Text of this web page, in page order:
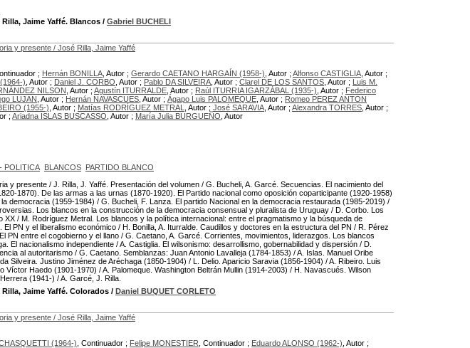
Jaime Yaffé. Blancos / Gabriel BUCHELI
y presente / José Rilla, Jaime Yaffé
; Hernán BONILLA , Autor ; Gerardo CAETANO HARGAÍN (1958-) , Autor ; Alfonso CASTIGLIA , Autor ;
) , Autor ; Daniel J. CORBO , Autor ; Pablo DA SILVEIRA , Autor ; Clarel DE LOS SANTOS , Autor ; Luis M.
NILSON , Autor ; Agustín ITURRALDE , Autor ; Raúl ITURRIA IGARZÁBAL (1935-) , Autor ; Federico
LUJAN , Autor ; Hernán NAVASCUES , Autor ; Ágapo Luis PALOMEQUE , Autor ; Romeo PEREZ ANTON
(1955-) , Autor ; Matías RODRÍGUEZ METRAL , Autor ; José SARAVIA , Autor ; Alexandra TORRES , Autor ;
; Ariadna ISLAS BUSCASSO , Autor ; María Julia BURGUEÑO , Autor
POLITICA BLANCOS PARTIDO BLANCO
y presente / J. Rilla, J. Yaffé. Presentación del volumen / G. Bucheli, A. Garcé. Secuencias. El nacimiento del
1870). De las armas a las urnas (1870-1920). El Partido nacional como oposición coparticipante (1920-1958)
democracia (1959-1984) / G. Bucheli, F. Lanza. El partido Nacional en la democracia restaurada (1985-2019) /
Los blancos en la construcción de la democracia consensual y pluralista de Uruguay / D. Corbo. Los
/ M. Rodríguez Metral. Los blancos y la política internacional: entre el pragmatismo y la búsqueda de
PN y el liberalismo económico / H. Bonilla, A. Iturralde. Caudillos y doctores en la estructura del PN / R. Pérez
PN entre el cogobierno y el llano / G. Caetano, A. Garcé. Corrientes, movimientos, liderazgos. Los blancos
El nacionalismo independiente / A. Castiglia. El wilsonismo: desarrollismo, gobernabilidad y dispersión / D.
al autoritarismo / G. Caetano. Semblanzas: Juan Antonio Lavalleja (1784-1853) / A. Islas. Manuel Oribe
Silveira. Justino Jiménez de Aréchaga (1850-1904) / L. Delio. Aparicio Saravia (1856-1904) / A. Ribeiro. Luis
Víctor Haedo (1901-1970) / A. Palomeque. Washington Beltrán Mullin (1914-2003) / H. Navascués. Wilson
(1941-) / A. Garcé, J. Rilla.
Jaime Yaffé. Colorados / Daniel BUQUET CORLETO
y presente / José Rilla, Jaime Yaffé
(1964-) , Continuador ; Felipe MONESTIER , Continuador ; Eduardo ALONSO (1962-) , Autor ;